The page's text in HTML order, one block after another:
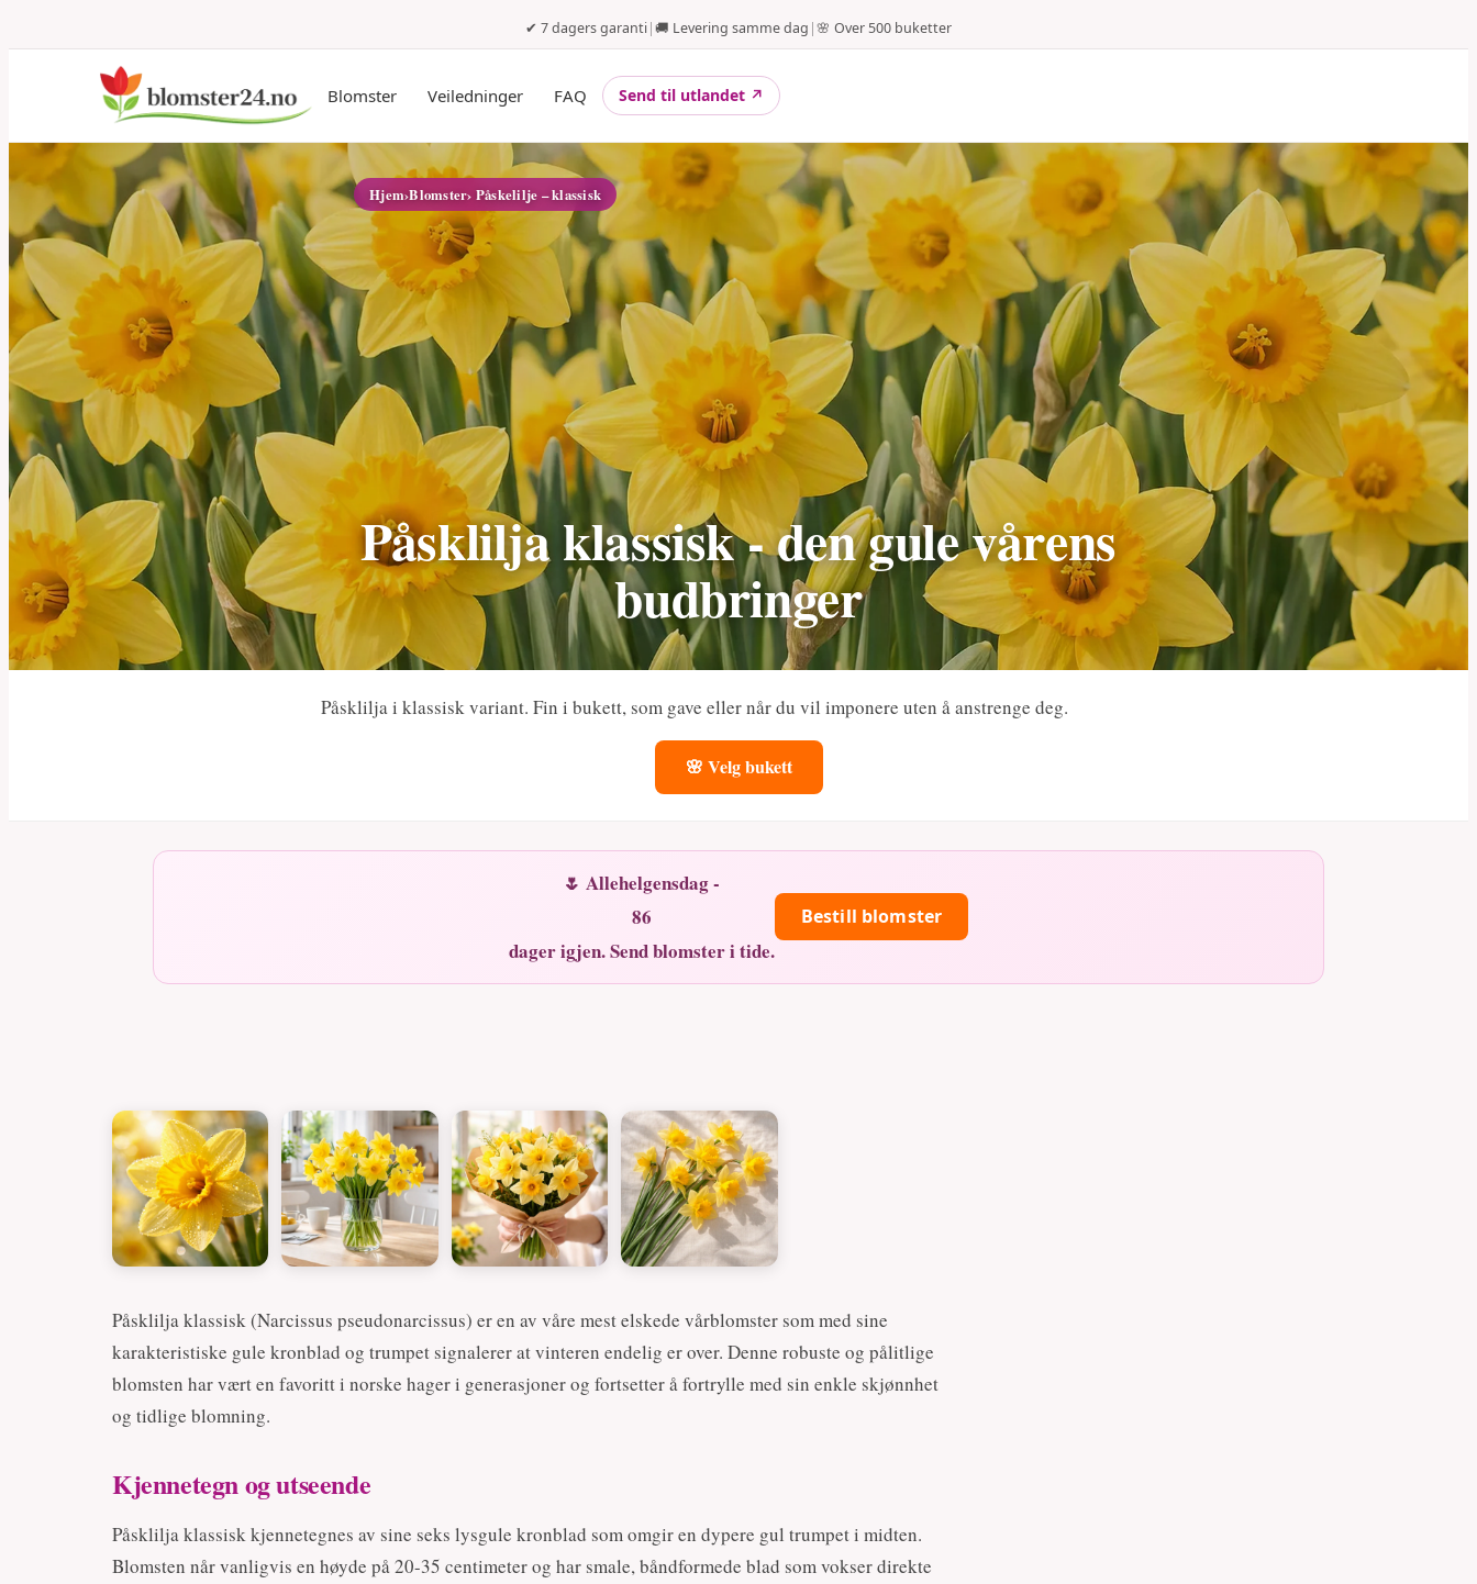
✔ 7 dagers garanti|🚚 Levering samme dag |🌸 Over 500 buketter
Blomster Veiledninger FAQ Send til utlandet ↗
Hjem›Blomster› Påskelilje – klassisk
Påsklilja klassisk - den gule vårens
budbringer
Påsklilja i klassisk variant. Fin i bukett, som gave eller når du vil imponere uten å anstrenge deg.
🌸 Velg bukett
🌷 Allehelgensdag -
86
dager igjen. Send blomster i tide.
Bestill blomster
Påsklilja klassisk (Narcissus pseudonarcissus) er en av våre mest elskede vårblomster som med sine
karakteristiske gule kronblad og trumpet signalerer at vinteren endelig er over. Denne robuste og pålitlige
blomsten har vært en favoritt i norske hager i generasjoner og fortsetter å fortrylle med sin enkle skjønnhet
og tidlige blomning.
Kjennetegn og utseende
Påsklilja klassisk kjennetegnes av sine seks lysgule kronblad som omgir en dypere gul trumpet i midten.
Blomsten når vanligvis en høyde på 20-35 centimeter og har smale, båndformede blad som vokser direkte